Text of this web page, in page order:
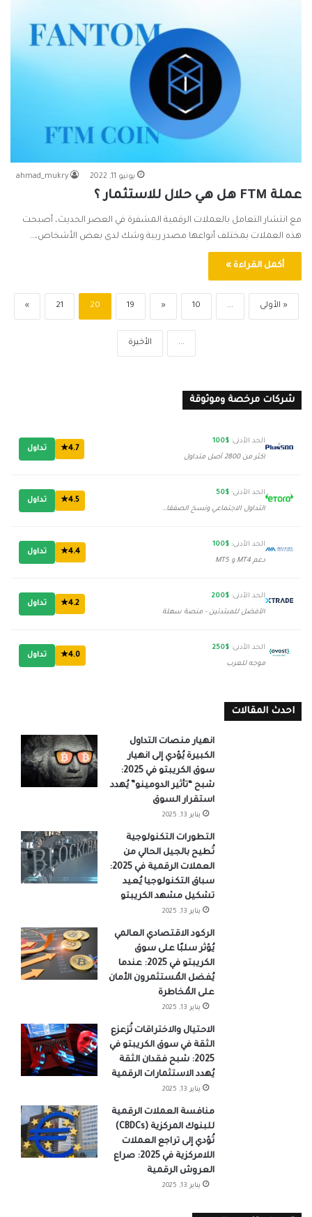
ahmad_mukry يونيو 11, 2022
عملة FTM هل هي حلال للاستثمار ؟
مع انتشار التعامل بالعملات الرقمية المشفرة في العصر الحديث، أصبحت
هذه العملات بمختلف أنواعها مصدر ريبة وشك لدى بعض الأشخاص،…
أكمل القراءة »
« الأولى ...
10
«
19
20
21
»
... الأخيرة
شركات مرخصة وموثوقة
الحد الأدنى: $100
أكثر من 2800 أصل متداول
4.7★ تداول
الحد الأدنى: $50
التداول الاجتماعي ونسخ الصفقات
4.5★ تداول
الحد الأدنى: $100
دعم MT4 و MT5
4.4★ تداول
الحد الأدنى: $200
الأفضل للمبتدئين - منصة سهلة
4.2★ تداول
الحد الأدنى: $250
موجه للعرب
4.0★ تداول
احدث المقالات
انهيار منصات التداول
الكبيرة يُؤدي إلى انهيار
سوق الكريبتو في 2025:
شبح “تأثير الدومينو” يُهدد
استقرار السوق
يناير 13, 2025
التطورات التكنولوجية
تُطيح بالجيل الحالي من
العملات الرقمية في 2025:
سباق التكنولوجيا يُعيد
تشكيل مشهد الكريبتو
يناير 13, 2025
الركود الاقتصادي العالمي
يُؤثر سلبًا على سوق
الكريبتو في 2025: عندما
يُفضل المُستثمرون الأمان
على المُخاطرة
يناير 13, 2025
الاحتيال والاختراقات تُزعزع
الثقة في سوق الكريبتو في
2025: شبح فقدان الثقة
يُهدد الاستثمارات الرقمية
يناير 13, 2025
منافسة العملات الرقمية
للبنوك المركزية (CBDCs)
تُؤدي إلى تراجع العملات
اللامركزية في 2025: صراع
العروش الرقمية
يناير 13, 2025